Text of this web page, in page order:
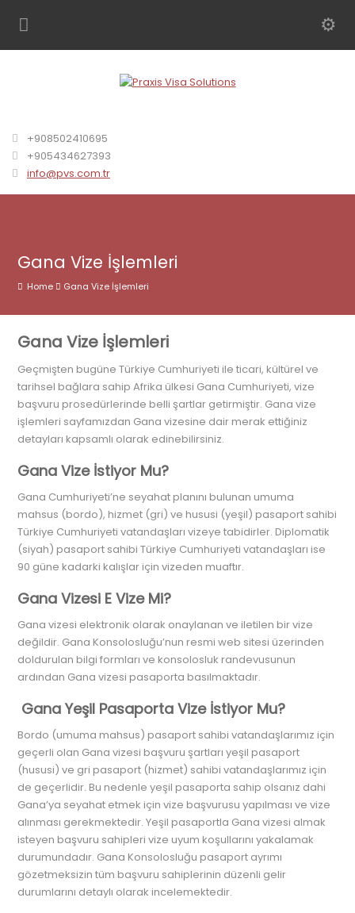
+908502410695
+905434627393
info@pvs.com.tr
Gana Vize İşlemleri
Home Gana Vize İşlemleri
Gana Vize İşlemleri
Geçmişten bugüne Türkiye Cumhuriyeti ile ticari, kültürel ve
tarihsel bağlara sahip Afrika ülkesi Gana Cumhuriyeti, vize
başvuru prosedürlerinde belli şartlar getirmiştir. Gana vize
işlemleri sayfamızdan Gana vizesine dair merak ettiğiniz
detayları kapsamlı olarak edinebilirsiniz.
Gana Vize İstiyor Mu?
Gana Cumhuriyeti’ne seyahat planını bulunan umuma
mahsus (bordo), hizmet (gri) ve hususi (yeşil) pasaport sahibi
Türkiye Cumhuriyeti vatandaşları vizeye tabidirler. Diplomatik
(siyah) pasaport sahibi Türkiye Cumhuriyeti vatandaşları ise
90 güne kadarki kalışlar için vizeden muaftır.
Gana Vizesi E Vize Mi?
Gana vizesi elektronik olarak onaylanan ve iletilen bir vize
değildir. Gana Konsolosluğu’nun resmi web sitesi üzerinden
doldurulan bilgi formları ve konsolosluk randevusunun
ardından Gana vizesi pasaporta basılmaktadır.
Gana Yeşil Pasaporta Vize İstiyor Mu?
Bordo (umuma mahsus) pasaport sahibi vatandaşlarımız için
geçerli olan Gana vizesi başvuru şartları yeşil pasaport
(hususi) ve gri pasaport (hizmet) sahibi vatandaşlarımız için
de geçerlidir. Bu nedenle yeşil pasaporta sahip olsanız dahi
Gana’ya seyahat etmek için vize başvurusu yapılması ve vize
alınması gerekmektedir. Yeşil pasaportla Gana vizesi almak
isteyen başvuru sahipleri vize uyum koşullarını yakalamak
durumundadır. Gana Konsolosluğu pasaport ayrımı
gözetmeksizin tüm başvuru sahiplerinin düzenli gelir
durumlarını detaylı olarak incelemektedir.